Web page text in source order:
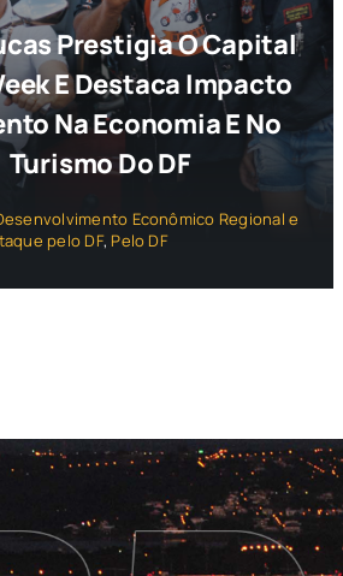
Prestigia O Capital
E Destaca Impacto
Na Economia E No
Turismo Do DF
Econômico Regional e
pelo DF, Pelo DF